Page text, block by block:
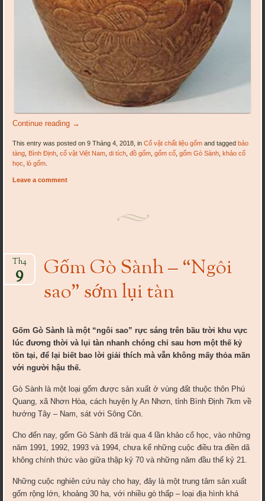
Continue reading →
This entry was posted on 9 Tháng 4, 2018, inCổ vật chất liệu gốm and taggedbảo
tàng Bình Định ,cổ vật Việt Nam ,di tích ,đồ gốm ,gốm cổ ,gốm Gò Sành ,khảo cổ
học ,lò gốm
Leave a comment
Gốm Gò Sành – “Ngôi
sao” sớm lụi tàn
Th4
9
Gốm Gò Sành là một “ngôi sao” rực sáng trên bầu trời khu vực
lúc đương thời và lụi tàn nhanh chóng chỉ sau hơn một thế kỷ
tồn tại, để lại biết bao lời giải thích mà vẫn không mấy thỏa mãn
với người hậu thế.
Gò Sành là một loại gốm được sản xuất ở vùng đất thuộc thôn Phú
Quang, xã Nhơn Hòa, cách huyện lỵ An Nhơn, tỉnh Bình Định 7km về
hướng Tây – Nam, sát với Sông Côn.
Cho đến nay, gốm Gò Sành đã trải qua 4 lần khảo cổ học, vào những
năm 1991, 1992, 1993 và 1994, chưa kể những cuộc điều tra điền dã
không chính thức vào giữa thập kỷ 70 và những năm đầu thế kỷ 21.
Những cuộc nghiên cứu này cho hay, đây là một trung tâm sản xuất
gốm rộng lớn, khoảng 30 ha, với nhiều gò thấp – loại địa hình khá